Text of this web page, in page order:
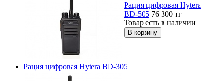
Рация цифровая Hytera
BD-505 76 300 тг
Товар есть в наличии
Рация цифровая Hytera BD-305